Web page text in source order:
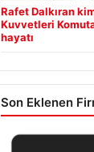
Rafet Dalkıran
Kuvvetleri
hayatı
Son Eklenen